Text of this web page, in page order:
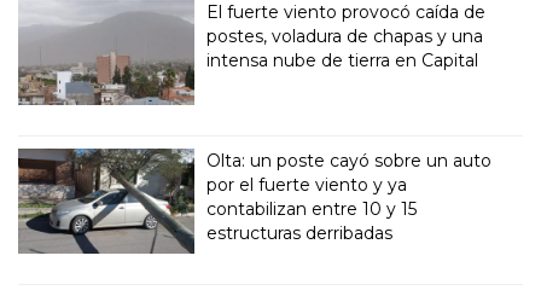
El fuerte viento provocó caída de
postes, voladura de chapas y una
intensa nube de tierra en Capital
Olta: un poste cayó sobre un auto
por el fuerte viento y ya
contabilizan entre 10 y 15
estructuras derribadas